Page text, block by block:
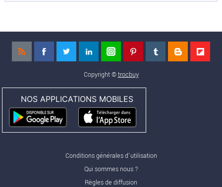
Copyright ©trocbuy
NOS APPLICATIONS MOBILES
Conditions générales d'utilisation
Qui sommes nous ?
Règles de diffusion